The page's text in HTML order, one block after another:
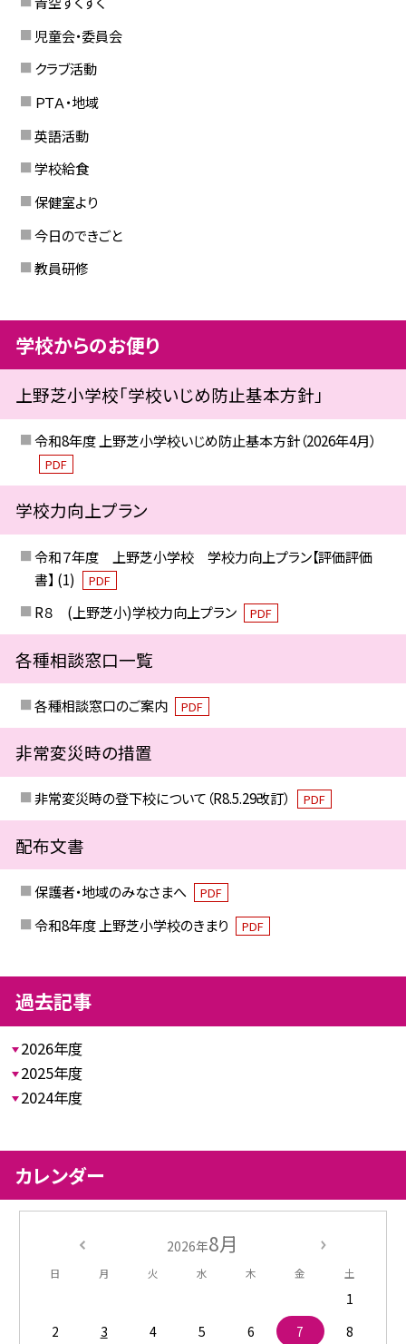
児童会・委員会
クラブ活動
ＰＴＡ・地域
英語活動
学校給食
保健室より
今日のできごと
教員研修
学校からのお便り
上野芝小学校「学校いじめ防止基本方針」
令和8年度 上野芝小学校いじめ防止基本方針（2026年4月）
PDF
学校力向上プラン
令和７年度 上野芝小学校 学校力向上プラン【評価評価
書】 (1)
PDF
R８ (上野芝小)学校力向上プラン PDF
各種相談窓口一覧
各種相談窓口のご案内 PDF
非常変災時の措置
非常変災時の登下校について（R8.5.29改訂） PDF
配布文書
保護者・地域のみなさまへ PDF
令和8年度 上野芝小学校のきまり PDF
過去記事
2026年度
2025年度
2024年度
カレンダー
2026年8月
日 月 火 水 木 金 土
1
2
3 4 5 6 7
8